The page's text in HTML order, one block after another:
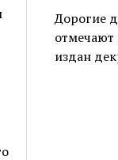
Дорогие
отмечают
издан